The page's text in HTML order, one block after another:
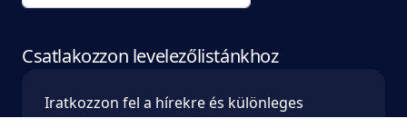
Csatlakozzon levelezőlistánkhoz
Iratkozzon fel a hírekre és különleges